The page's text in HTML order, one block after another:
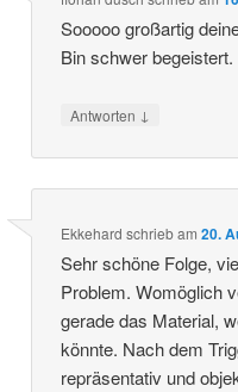
Sooooo großartig
Bin schwer begeistert.
Antworten ↓
Ekkehard schriebam20.
Sehr schöne Folge,
Problem. Womöglich
gerade das Material,
könnte. Nach dem
repräsentativ und